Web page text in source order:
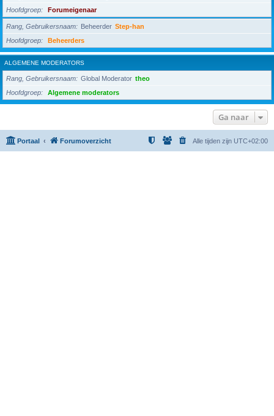
Hoofdgroep
Forumeigenaar
Rang, Gebruikersnaam Beheerder Step-han
Hoofdgroep
Beheerders
ALGEMENE MODERATORS
Rang, Gebruikersnaam Global Moderator theo
Hoofdgroep
Algemene moderators
Ga naar
Portaal Forumoverzicht Alle tijden zijn UTC+02:00